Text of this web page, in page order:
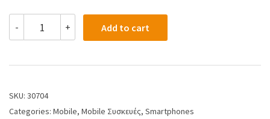
- + Add to cart
SKU: 30704
Categories: Mobile, Mobile Συσκευές, Smartphones